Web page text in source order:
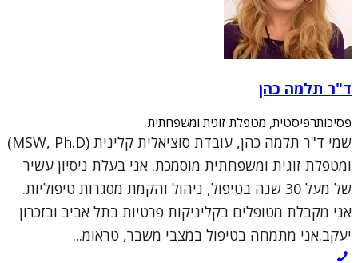
ד"ר תלמה כהן
פסיכותרפיסטית, מטפלת זוגית ומשפחתית
שמי ד"ר תלמה כהן, עובדת סוציאלית קלינית (MSW, Ph.D)
ומטפלת זוגית ומשפחתית מוסמכת. אני בעלת ניסיון עשיר
של מעל 30 שנה בטיפול, ניהול והקמת מסגרות טיפוליות.
אני מקבלת מטופלים בקליניקות פרטיות בתל אביב ובזכרון
יעקב.אני מתמחה בטיפול במצבי משבר, טראומ...